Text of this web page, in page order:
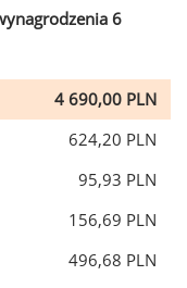
6
4 690,00 PLN
624,20 PLN
95,93 PLN
156,69 PLN
496,68 PLN